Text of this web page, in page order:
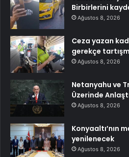
Birbirlerini
Ağustos 8, 2026
Ceza yazan
gerekçe
Ağustos 8, 2026
Netanyahu ve
Üzerinde
Ağustos 8, 2026
Konyaaltı’nın
yenilenecek
Ağustos 8, 2026